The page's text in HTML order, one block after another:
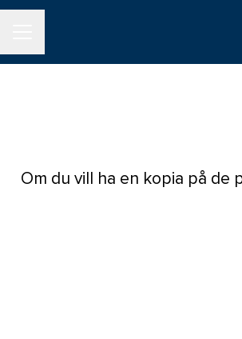
Om du vill ha en kopia på